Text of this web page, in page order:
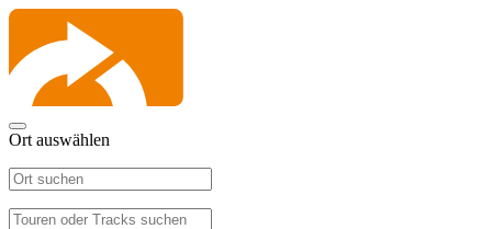
Ort auswählen